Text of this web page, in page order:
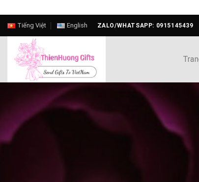
Skip
content
Tiếng Việt English ZALO/WHATSAPP: 0915145439